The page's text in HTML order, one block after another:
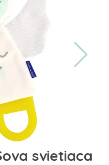
svietiaca